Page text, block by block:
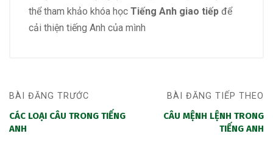
thể tham khảo khóa học Tiếng Anh giao tiếp để
cải thiện tiếng Anh của mình
BÀI ĐĂNG TRƯỚC
CÁC LOẠI CÂU TRONG TIẾNG
ANH
BÀI ĐĂNG TIẾP THEO
CÂU MỆNH LỆNH TRONG
TIẾNG ANH